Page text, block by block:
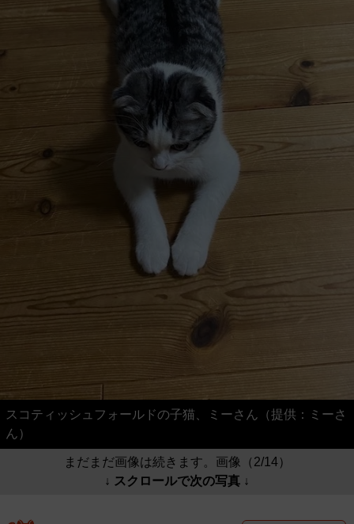
スコティッシュフォールドの子猫、ミーさん（提供：ミーさ
ん）
まだまだ画像は続きます。画像（2/14）
↓ スクロールで次の写真 ↓